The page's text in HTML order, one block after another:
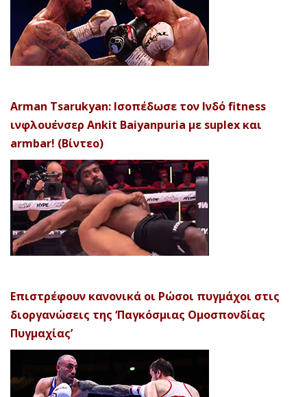
Arman Tsarukyan: Ισοπέδωσε τον Ινδό fitness
ινφλουένσερ Ankit Baiyanpuria με suplex και
armbar! (Βίντεο)
Επιστρέφουν κανονικά οι Ρώσοι πυγμάχοι στις
διοργανώσεις της ‘Παγκόσμιας Ομοσπονδίας
Πυγμαχίας’